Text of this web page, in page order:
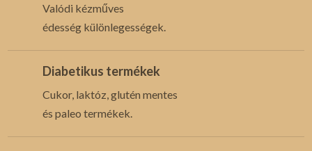
Valódi kézműves
édesség különlegességek.
Diabetikus termékek
Cukor, laktóz, glutén mentes
és paleo termékek.